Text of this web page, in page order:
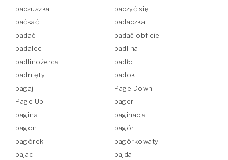
paczuszka
paczyć się
paćkać
padaczka
padać
padać obficie
padalec
padlina
padlinożerca
padło
padnięty
padok
pagaj
Page Down
Page Up
pager
pagina
paginacja
pagon
pagór
pagórek
pagórkowaty
pajac
pajda